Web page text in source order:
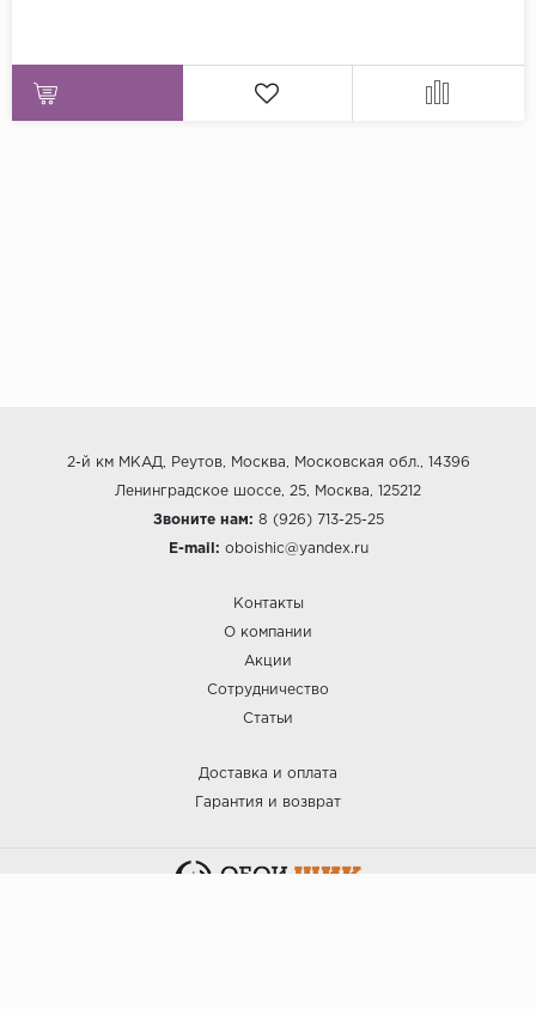
2-й км МКАД, Реутов, Москва, Московская обл., 14396
Ленинградское шоссе, 25, Москва, 125212
Звоните нам: 8 (926) 713-25-25
E-mail: oboishic@yandex.ru
Контакты
О компании
Акции
Сотрудничество
Статьи
Доставка и оплата
Гарантия и возврат